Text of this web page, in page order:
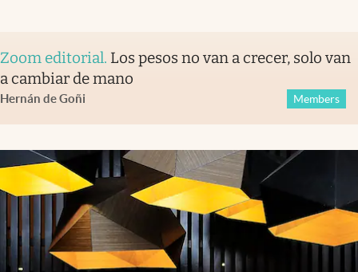
Zoom editorial. Los pesos no van a crecer, solo van
a cambiar de mano
Hernán de Goñi Members